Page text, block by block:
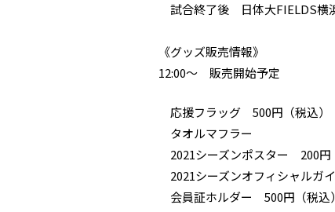
試合終了後 日体大FIELDS横
《グッズ販売情報》
12:00〜 販売開始予定
応援フラッグ 500円（税込）
タオルマフラー
2021シーズンポスター 200円
2021シーズンオフィシャルガ
会員証ホルダー 500円（税込）